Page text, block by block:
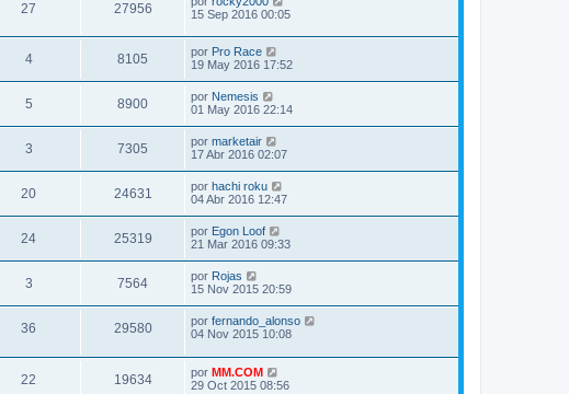
27 27956
15 Sep 2016 00:05
4 8105 por Pro Race
19 May 2016 17:52
5 8900 por Nemesis
01 May 2016 22:14
3 7305 por marketair
17 Abr 2016 02:07
20 24631 por hachi roku
04 Abr 2016 12:47
24 25319 por Egon Loof
21 Mar 2016 09:33
3 7564 por Rojas
15 Nov 2015 20:59
36 29580 por fernando_alonso
04 Nov 2015 10:08
22 19634 por MM.COM
29 Oct 2015 08:56